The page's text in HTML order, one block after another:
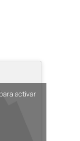
activar